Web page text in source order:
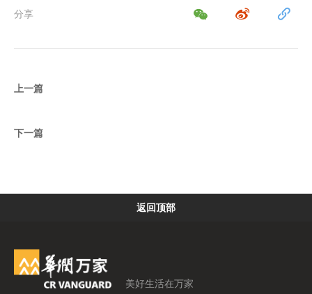
分享
上一篇
下一篇
返回顶部
美好生活在万家